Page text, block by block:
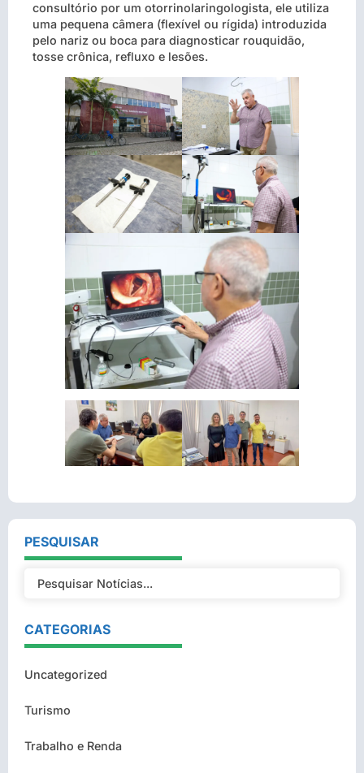
consultório por um otorrinolaringologista, ele utiliza
uma pequena câmera (flexível ou rígida) introduzida
pelo nariz ou boca para diagnosticar rouquidão,
tosse crônica, refluxo e lesões.
PESQUISAR
CATEGORIAS
Uncategorized
Turismo
Trabalho e Renda